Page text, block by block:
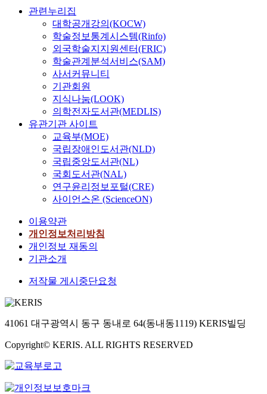
관련누리집
대학공개강의(KOCW)
학술정보통계시스템(Rinfo)
외국학술지지원센터(FRIC)
학술관계분석서비스(SAM)
사서커뮤니티
기관회원
지식나눔(LOOK)
의학전자도서관(MEDLIS)
유관기관 사이트
교육부(MOE)
국립장애인도서관(NLD)
국립중앙도서관(NL)
국회도서관(NAL)
연구윤리정보포털(CRE)
사이언스온 (ScienceON)
이용약관
개인정보처리방침
개인정보 재동의
기관소개
저작물 게시중단요청
41061 대구광역시 동구 동내로 64(동내동1119) KERIS빌딩
Copyright© KERIS. ALL RIGHTS RESERVED